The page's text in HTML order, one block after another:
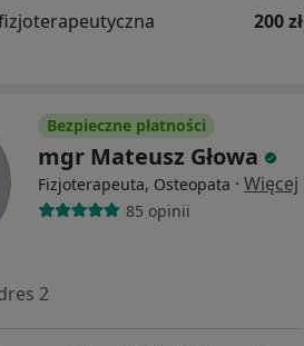
200 zł
Bezpieczne płatności
mgr Mateusz Głowa
Fizjoterapeuta, Osteopata · Więcej
85 opinii
2